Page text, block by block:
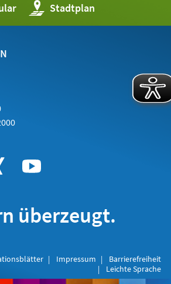
Stadtplan
(Öffnet
in
einem
überzeugt.
Impressum
Barrierefreiheit
Leichte Sprache